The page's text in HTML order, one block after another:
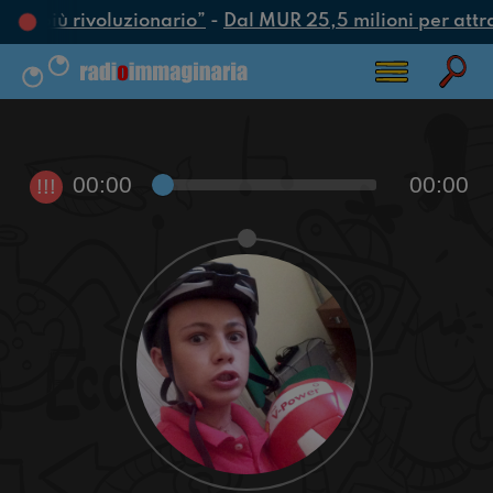
più rivoluzionario”- Dal MUR 25,5 milioni per
!!! 00:00 00:00